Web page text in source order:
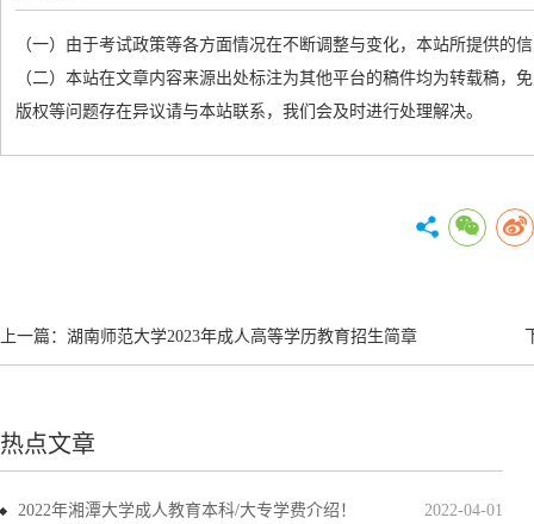
（一）由于考试政策等各方面情况在不断调整与变化，本站所提供的
（二）本站在文章内容来源出处标注为其他平台的稿件均为转载稿
版权等问题存在异议请与本站联系，我们会及时进行处理解决。
上一篇： 湖南师范大学2023年成人高等学历教育招生简章
热点文章
2022-04-01
2022年湘潭大学成人教育本科/大专学费介绍！